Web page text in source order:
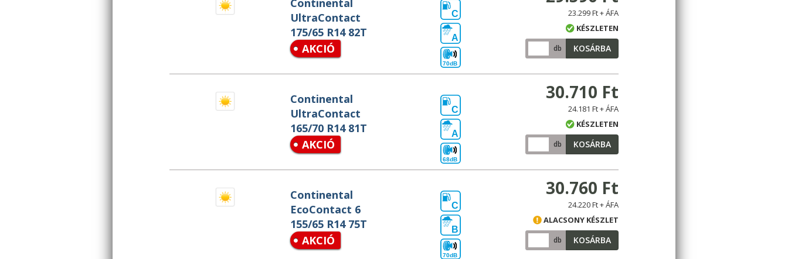
Continental
UltraContact
175/65 R14 82T
AKCIÓ
C
A
70dB
23.299 Ft + ÁFA
KÉSZLETEN
db KOSÁRBA
Continental
UltraContact
165/70 R14 81T
AKCIÓ
C
A
68dB
30.710 Ft
24.181 Ft + ÁFA
KÉSZLETEN
db KOSÁRBA
Continental
EcoContact 6
155/65 R14 75T
AKCIÓ
C
B
70dB
30.760 Ft
24.220 Ft + ÁFA
ALACSONY KÉSZLET
db KOSÁRBA